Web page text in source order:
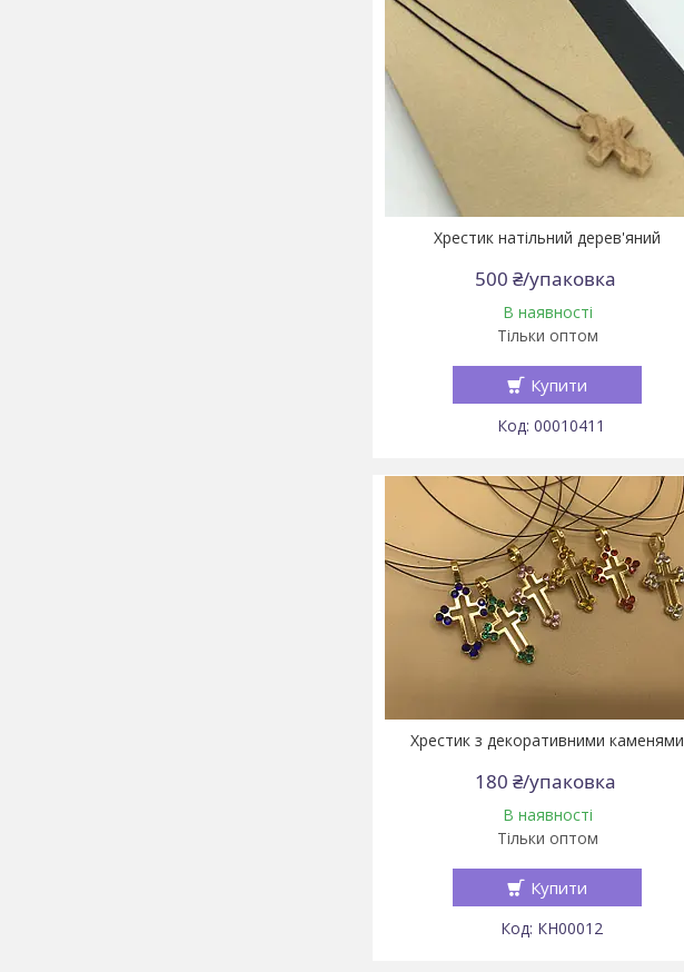
Хрестик натільний дерев'яний
500 ₴/упаковка
В наявності
Тільки оптом
Купити
00010411
Хрестик з декоративними каменями
180 ₴/упаковка
В наявності
Тільки оптом
Купити
КН00012